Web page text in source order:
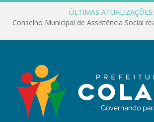
ÚLTIMAS ATUALIZAÇÕES: